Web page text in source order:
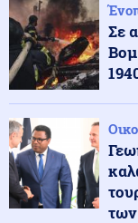
Ανάλυση:
κρίσεις
των
Κόσμος
Σοβαρά
κτίριο
Σε